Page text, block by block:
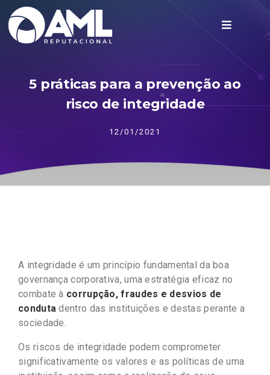
5 práticas para a prevenção ao
risco de integridade
12/01/2021
A integridade é um princípio fundamental da boa
governança corporativa, uma estratégia eficaz no
combate à corrupção, fraudes e desvios de
conduta dentro das instituições e destas perante a
sociedade.
Os riscos de integridade podem comprometer
significativamente os valores e as políticas de uma